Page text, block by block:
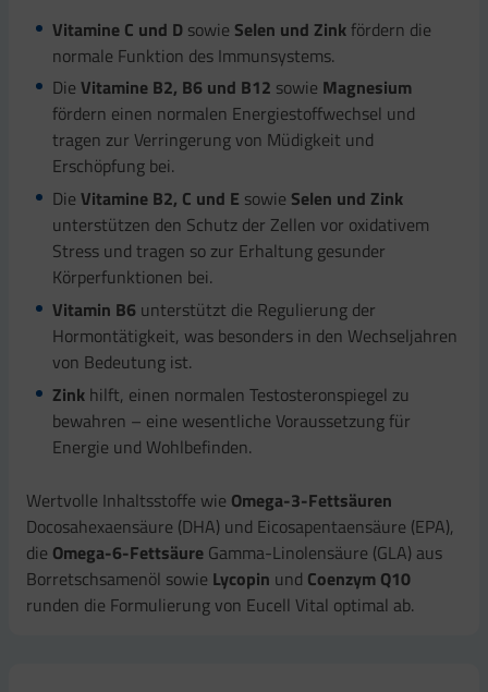
Vitamine C und D sowie Selen und Zinkfördern die
normale Funktion des Immunsystems.
Die Vitamine B2, B6 und B12 sowie Magnesium
fördern einen normalen Energiestoffwechsel und
tragen zur Verringerung von Müdigkeit und
Erschöpfung bei.
Die Vitamine B2, C und E sowie Selen und Zink
unterstützen den Schutz der Zellen vor oxidativem
Stress und tragen so zur Erhaltung gesunder
Körperfunktionen bei.
Vitamin B6 unterstützt die Regulierung der
Hormontätigkeit, was besonders in den Wechseljahren
von Bedeutung ist.
Zink hilft, einen normalen Testosteronspiegel zu
bewahren – eine wesentliche Voraussetzung für
Energie und Wohlbefinden.
Wertvolle Inhaltsstoffe wie Omega-3-Fettsäuren
Docosahexaensäure (DHA) und Eicosapentaensäure (EPA),
die Omega-6-Fettsäure Gamma-Linolensäure (GLA) aus
Borretschsamenöl sowie Lycopin und Coenzym Q10
runden die Formulierung von Eucell Vital optimal ab.